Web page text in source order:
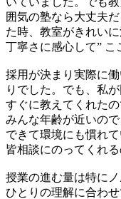
囲気の塾なら大丈夫
た時、教室がきれい
丁寧さに感心して” こ
採用が決まり実際に
りでした。でも、私
すぐに教えてくれた
みんな年齢が近いの
できて環境にも慣れ
皆相談にのってくれ
授業の進む量は特に
ひとりの理解に合わ